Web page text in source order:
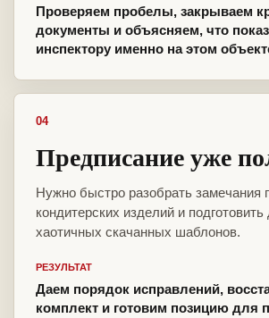
Проверяем пробелы, закрываем
документы и объясняем, что
инспектору именно на этом
04
Предписание уже
Нужно быстро разобрать замечания
кондитерских изделий и
хаотичных скачанных шаблонов.
РЕЗУЛЬТАТ
Даем порядок исправлений,
комплект и готовим позицию для